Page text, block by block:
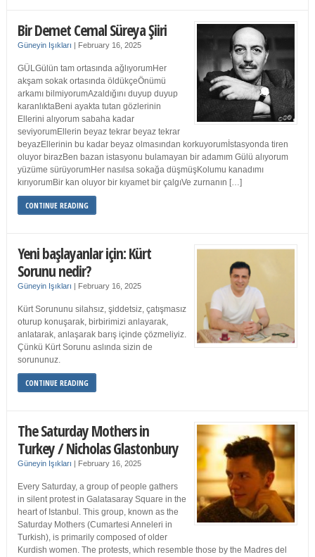
Bir Demet Cemal Süreya Şiiri
Güneyin Işıkları | February 16, 2025
GÜLGülün tam ortasında ağlıyorumHer
akşam sokak ortasında öldükçeÖnümü
arkamı bilmiyorumAzaldığını duyup duyup
karanlıktaBeni ayakta tutan gözlerinin
Ellerini alıyorum sabaha kadar
seviyorumEllerin beyaz tekrar beyaz tekrar
beyazEllerinin bu kadar beyaz olmasından korkuyorumİstasyonda tiren
oluyor birazBen bazan istasyonu bulamayan bir adamım Gülü alıyorum
yüzüme sürüyorumHer nasılsa sokağa düşmüşKolumu kanadımı
kırıyorumBir kan oluyor bir kıyamet bir çalgıVe zurnanın […]
CONTINUE READING
Yeni başlayanlar için: Kürt
Sorunu nedir?
Güneyin Işıkları | February 16, 2025
Kürt Sorununu silahsız, şiddetsiz, çatışmasız
oturup konuşarak, birbirimizi anlayarak,
anlatarak, anlaşarak barış içinde çözmeliyiz.
Çünkü Kürt Sorunu aslında sizin de
sorununuz.
CONTINUE READING
The Saturday Mothers in
Turkey / Nicholas Glastonbury
Güneyin Işıkları | February 16, 2025
Every Saturday, a group of people gathers
in silent protest in Galatasaray Square in the
heart of Istanbul. This group, known as the
Saturday Mothers (Cumartesi Anneleri in
Turkish), is primarily composed of older
Kurdish women. The protests, which resemble those by the Madres del